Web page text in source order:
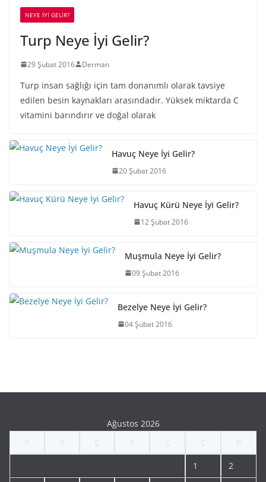
NEYE İYİ GELİR?
Turp Neye İyi Gelir?
29 Şubat 2016 Derman
Turp insan sağlığı için tam donanımlı olarak tavsiye
edilen besin kaynakları arasındadır. Yüksek miktarda C
vitamini barındırır ve doğal olarak
Havuç Neye İyi Gelir?
20 Şubat 2016
Havuç Kürü Neye İyi Gelir?
12 Şubat 2016
Muşmula Neye İyi Gelir?
09 Şubat 2016
Bezelye Neye İyi Gelir?
04 Şubat 2016
Ağustos 2026
1 2